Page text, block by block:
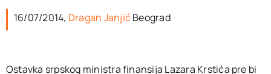
16/07/2014, Dragan JanjićBeograd
Ostavka srpskog ministra finansija Lazara Krstića pre bi